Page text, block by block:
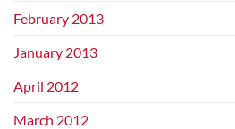
February 2013
January 2013
April 2012
March 2012